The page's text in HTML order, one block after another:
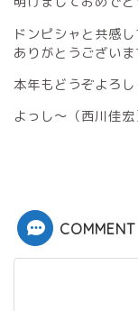
ドンピシャと共感
ありがとうございま
本年もどうぞよろし
よっし～（西川佳宏
COMMENT